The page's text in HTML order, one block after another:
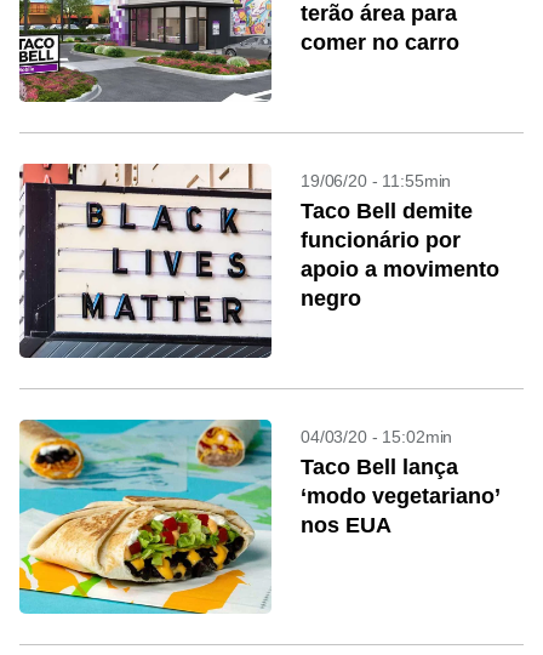
terão área para
comer no carro
19/06/20 - 11:55min
Taco Bell demite
funcionário por
apoio a movimento
negro
04/03/20 - 15:02min
Taco Bell lança
‘modo vegetariano’
nos EUA